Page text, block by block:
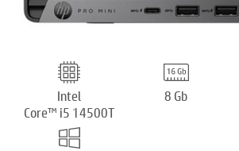
Intel
Core™ i5 14500T
8 Gb